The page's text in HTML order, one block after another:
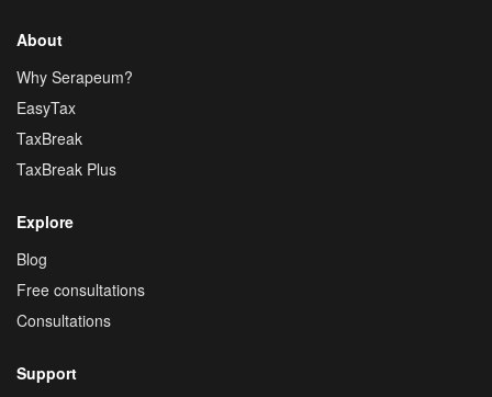
About
Why Serapeum?
EasyTax
TaxBreak
TaxBreak Plus
Explore
Blog
Free consultations
Consultations
Support